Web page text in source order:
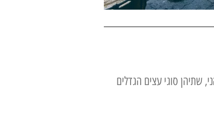
שתיהן סוגי עצים הגדלים